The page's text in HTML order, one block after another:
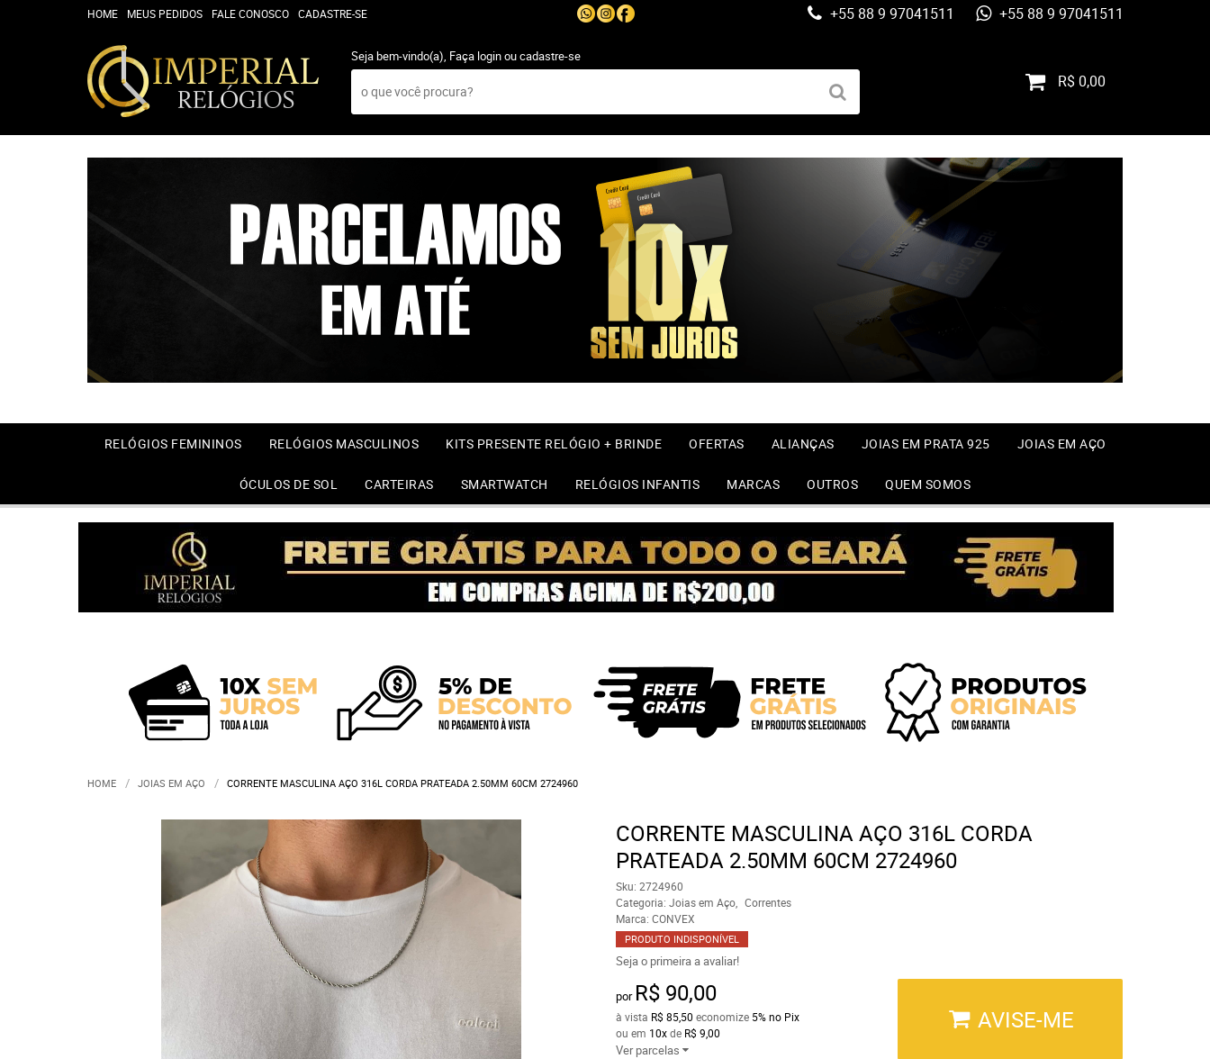
HOME MEUS PEDIDOS FALE CONOSCO CADASTRE-SE +55 88 9 97041511 +55 88 9 97041511
Seja bem-vindo(a), Faça loginoucadastre-se
R$ 0,00
RELÓGIOS FEMININOS RELÓGIOS MASCULINOS KITS PRESENTE RELÓGIO + BRINDE OFERTAS ALIANÇAS JOIAS EM PRATA 925 JOIAS EM AÇO
ÓCULOS DE SOL CARTEIRAS SMARTWATCH RELÓGIOS INFANTIS MARCAS OUTROS QUEM SOMOS
HOME JOIAS EM AÇO CORRENTE MASCULINA AÇO 316L CORDA PRATEADA 2.50MM 60CM 2724960
CORRENTE MASCULINA AÇO 316L CORDA
PRATEADA 2.50MM 60CM 2724960
Sku: 2724960
Categoria: Joias em Aço
Correntes
Marca: CONVEX
PRODUTO INDISPONÍVEL
Seja o primeira a avaliar!
por R$ 90,00
à vista R$ 85,50 economize 5% no Pix
ou em 10xde R$ 9,00
Ver parcelas
AVISE-ME